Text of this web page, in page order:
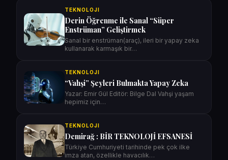
TEKNOLOJI
Derin Öğrenme ile Sanal “Süper
Enstrüman” Geliştirmek
Sanal bir enstrüman(araç), ileri bir yapay zeka
kullanarak karmaşık bir…
TEKNOLOJI
“Vahşi” Şeyleri Bulmakta Yapay Zeka
Yazar: Emir Gül Editör: Bilge Dal Vahşi yaşam
hepimiz için…
TEKNOLOJI
Demirağ : BİR TEKNOLOJİ EFSANESİ
Türkiye Cumhuriyeti tarihinde pek çok ilke
imza atan, özellikle havacılık…